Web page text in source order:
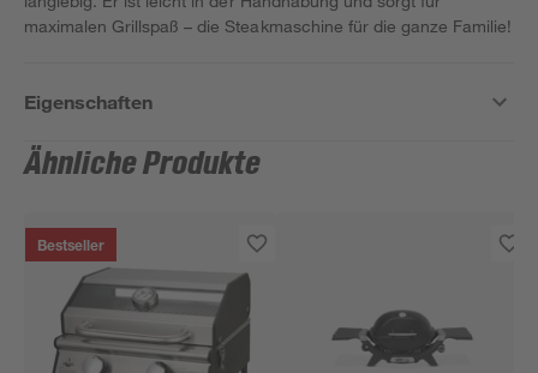
maximalen Grillspaß – die Steakmaschine für die ganze Familie!
Eigenschaften
Ähnliche Produkte
Bestseller